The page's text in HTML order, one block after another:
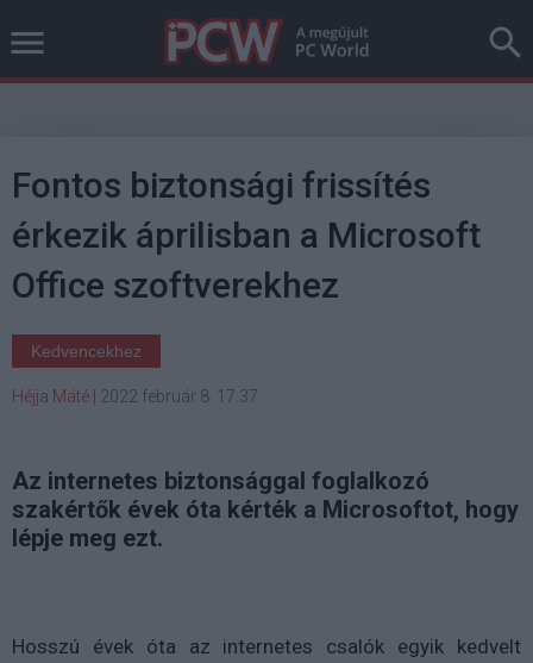
Fontos biztonsági frissítés
érkezik áprilisban a Microsoft
Office szoftverekhez
Kedvencekhez
Héjja Máté 2022 február 8. 17:37
Az internetes biztonsággal foglalkozó
szakértők évek óta kérték a Microsoftot, hogy
lépje meg ezt.
Hosszú évek óta az internetes csalók egyik kedvelt